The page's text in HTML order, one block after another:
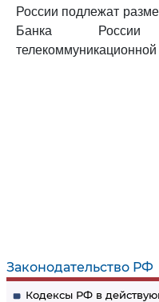
Законодательство РФ
Кодексы РФ в
России подлежат
Банка
телекоммуникационной